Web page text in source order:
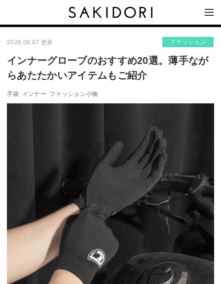
2026.08.07 更新 ファッション
インナーグローブのおすすめ20選。薄手なが
らあたたかいアイテムもご紹介
手袋 インナー ファッション小物